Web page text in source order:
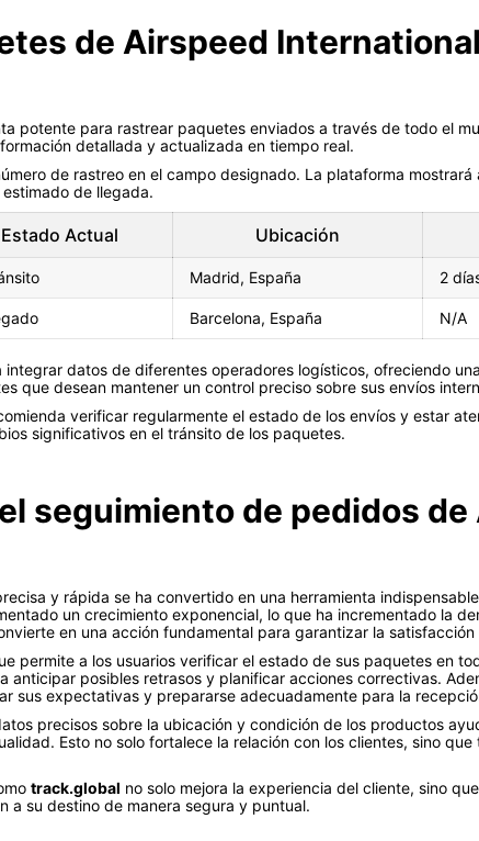
de Airspeed
potente para rastrear paquetes enviados a través de todo el
detallada y actualizada en tiempo real.
de rastreo en el campo designado. La plataforma
de llegada.
Estado Actual Ubicación
Madrid, España 2
Barcelona, España N/A
datos de diferentes operadores logísticos, ofreciendo
que desean mantener un control preciso sobre sus envíos
verificar regularmente el estado de los envíos y estar
significativos en el tránsito de los paquetes.
seguimiento de pedidos
y rápida se ha convertido en una herramienta
un crecimiento exponencial, lo que ha incrementado la
en una acción fundamental para garantizar la satisfacción
permite a los usuarios verificar el estado de sus paquetes en
anticipar posibles retrasos y planificar acciones correctivas.
sus expectativas y prepararse adecuadamente para la
precisos sobre la ubicación y condición de los productos
Esto no solo fortalece la relación con los clientes, sino
track.global no solo mejora la experiencia del cliente, sino
a su destino de manera segura y puntual.